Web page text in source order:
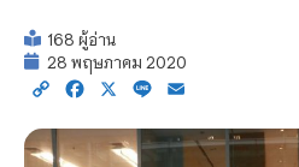
168 ผู้อ่าน
28 พฤษภาคม 2020
Copy Facebook
X Line